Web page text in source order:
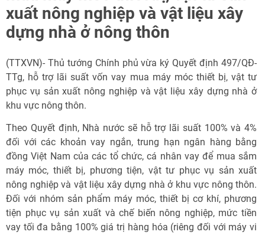
xuất nông nghiệp và vật liệu xây
dựng nhà ở nông thôn
(TTXVN)- Thủ tướng Chính phủ vừa ký Quyết định 497/QĐ-
TTg, hỗ trợ lãi suất vốn vay mua máy móc thiết bị, vật tư
phục vụ sản xuất nông nghiệp và vật liệu xây dựng nhà ở
khu vực nông thôn.
Theo Quyết định, Nhà nước sẽ hỗ trợ lãi suất 100% và 4%
đối với các khoản vay ngắn, trung hạn ngân hàng bằng
đồng Việt Nam của các tổ chức, cá nhân vay để mua sắm
máy móc, thiết bị, phương tiện, vật tư phục vụ sản xuất
nông nghiệp và vật liệu xây dựng nhà ở khu vực nông thôn.
Đối với nhóm sản phẩm máy móc, thiết bị cơ khí, phương
tiện phục vụ sản xuất và chế biến nông nghiệp, mức tiền
vay tối đa bằng 100% giá trị hàng hóa (riêng đối với máy vi